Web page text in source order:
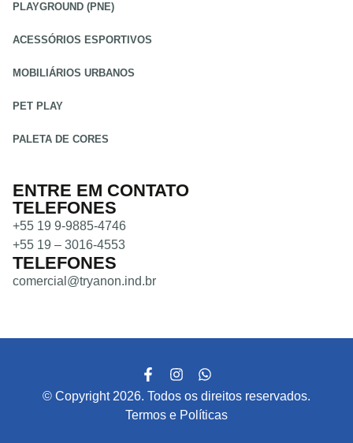
PLAYGROUND (PNE)
ACESSÓRIOS ESPORTIVOS
MOBILIÁRIOS URBANOS
PET PLAY
PALETA DE CORES
ENTRE EM CONTATO
TELEFONES
+55 19 9-9885-4746
+55 19 – 3016-4553
TELEFONES
comercial@tryanon.ind.br
© Copyright 2026. Todos os direitos reservados.
Termos e Políticas